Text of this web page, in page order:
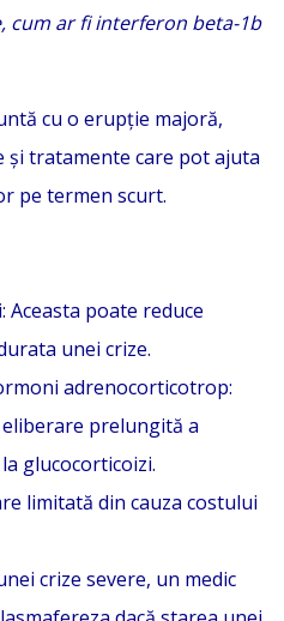
cum ar fi interferon beta-1b
cu o erupție majoră,
și tratamente care pot ajuta
pe termen scurt.
Aceasta poate reduce
unei crize.
adrenocorticotrop:
prelungită a
glucocorticoizi.
limitată din cauza costului
crize severe, un medic